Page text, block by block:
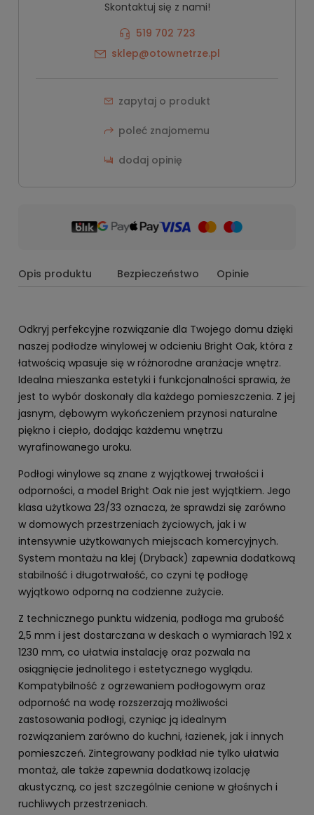
Skontaktuj się z nami!
519 702 723
sklep@otownetrze.pl
zapytaj o produkt
poleć znajomemu
dodaj opinię
Opis produktu Bezpieczeństwo Opinie
Odkryj perfekcyjne rozwiązanie dla Twojego domu dzięki
naszej podłodze winylowej w odcieniu Bright Oak, która z
łatwością wpasuje się w różnorodne aranżacje wnętrz.
Idealna mieszanka estetyki i funkcjonalności sprawia, że
jest to wybór doskonały dla każdego pomieszczenia. Z jej
jasnym, dębowym wykończeniem przynosi naturalne
piękno i ciepło, dodając każdemu wnętrzu
wyrafinowanego uroku.
Podłogi winylowe są znane z wyjątkowej trwałości i
odporności, a model Bright Oak nie jest wyjątkiem. Jego
klasa użytkowa 23/33 oznacza, że sprawdzi się zarówno
w domowych przestrzeniach życiowych, jak i w
intensywnie użytkowanych miejscach komercyjnych.
System montażu na klej (Dryback) zapewnia dodatkową
stabilność i długotrwałość, co czyni tę podłogę
wyjątkowo odporną na codzienne zużycie.
Z technicznego punktu widzenia, podłoga ma grubość
2,5 mm i jest dostarczana w deskach o wymiarach 192 x
1230 mm, co ułatwia instalację oraz pozwala na
osiągnięcie jednolitego i estetycznego wyglądu.
Kompatybilność z ogrzewaniem podłogowym oraz
odporność na wodę rozszerzają możliwości
zastosowania podłogi, czyniąc ją idealnym
rozwiązaniem zarówno do kuchni, łazienek, jak i innych
pomieszczeń. Zintegrowany podkład nie tylko ułatwia
montaż, ale także zapewnia dodatkową izolację
akustyczną, co jest szczególnie cenione w głośnych i
ruchliwych przestrzeniach.